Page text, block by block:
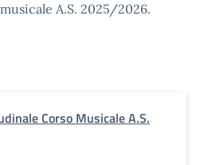
A.S. 2025/2026.
Corso Musicale A.S.